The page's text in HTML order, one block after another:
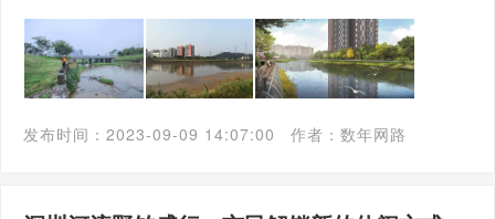
发布时间：2023-09-09 14:07:00 作者：数年网路